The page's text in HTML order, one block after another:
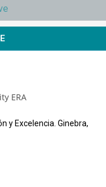
y Excelencia. Ginebra,